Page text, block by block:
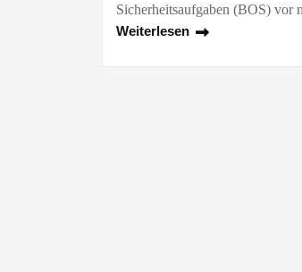
Sicherheitsaufgaben (BOS) vor
Weiterlesen